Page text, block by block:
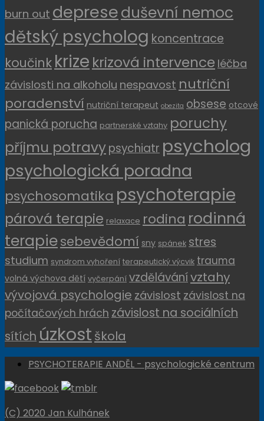
burn out depreseduševní nemoc
dětský psycholog koncentrace
koučink krize krizová intervence léčba
závislosti na alkoholu nespavost nutriční
poradenství nutriční terapeut obezita obsese otcové
panická porucha partnerské vztahy poruchy
příjmu potravypsychiatr psycholog
psychologická poradna
psychosomatika psychoterapie
párová terapie relaxace rodina rodinná
terapiesebevědomí sny spánek stres
studium syndrom vyhoření terapeutický výcvik trauma
volná výchova dětí vyčerpání vzdělávánívztahy
vývojová psychologie závislost závislost na
počítačových hrách závislost na sociálních
sítích úzkost škola
PSYCHOTERAPIE ANDĚL - psychologické centrum
(C) 2020 Jan Kulhánek